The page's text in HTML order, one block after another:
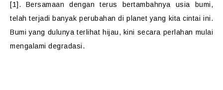
[1]. Bersamaan dengan terus bertambahnya usia bumi,
telah terjadi banyak perubahan di planet yang kita cintai ini.
Bumi yang dulunya terlihat hijau, kini secara perlahan mulai
mengalami degradasi.